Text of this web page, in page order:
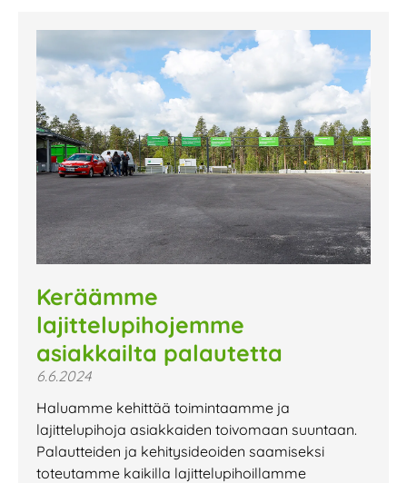
Keräämme
lajittelupihojemme
asiakkailta palautetta
6.6.2024
Haluamme kehittää toimintaamme ja
lajittelupihoja asiakkaiden toivomaan suuntaan.
Palautteiden ja kehitysideoiden saamiseksi
toteutamme kaikilla lajittelupihoillamme